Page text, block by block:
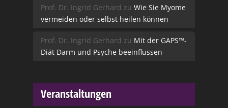
Prof. Dr. Ingrid Gerhard zu Wie Sie Myome
vermeiden oder selbst heilen können
Prof. Dr. Ingrid Gerhard zu Mit der GAPS™-
Diät Darm und Psyche beeinflussen
Veranstaltungen